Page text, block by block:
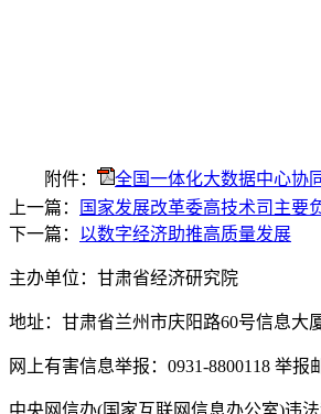
附件：
全国一体化大数据中心协
上一篇：
国家发展改革委高技术司主要
下一篇： 以数字经济助推高质量发展
主办单位：甘肃省经济研究院
地址：甘肃省兰州市庆阳路60号信息大
网上有害信息举报：0931-8800118 举报
中央网信办(国家互联网信息办公室)违